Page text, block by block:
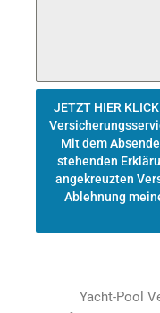
JETZT HIER
Mit dem
stehenden
angekreuzten
Ablehnung
Yacht-Pool